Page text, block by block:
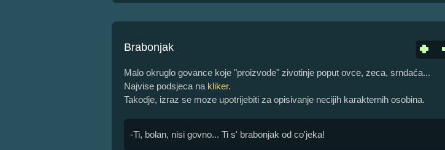
Brabonjak
Malo okruglo govance koje "proizvode" zivotinje poput ovce, zeca, srndaća...
Najvise podsjeca na kliker.
Takodje, izraz se moze upotrijebiti za opisivanje necijih karakternih osobina.
-Ti, bolan, nisi govno... Ti s' brabonjak od co'jeka!